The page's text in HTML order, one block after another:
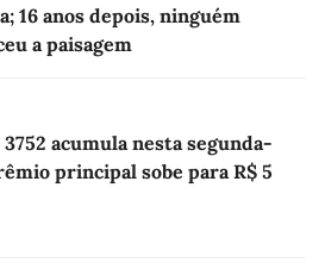
16 anos depois, ninguém
a paisagem
acumula nesta segunda-
principal sobe para R$ 5